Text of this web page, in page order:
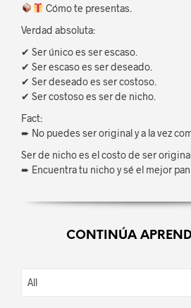
Cómo te presentas.
Verdad absoluta:
✔ Ser único es ser escaso.
✔ Ser escaso es ser deseado.
✔ Ser deseado es ser costoso.
✔ Ser costoso es ser de nicho.
Fact:
➨ No puedes ser original y a la vez
Ser de nicho es el costo de ser
➨ Encuentra tu nicho y sé el mejor
CONTINÚA